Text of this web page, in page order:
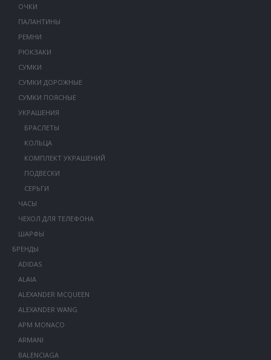
ОЧКИ
ПАЛАНТИНЫ
РЕМНИ
РЮКЗАКИ
СУМКИ
СУМКИ ДОРОЖНЫЕ
СУМКИ ПОЯСНЫЕ
УКРАШЕНИЯ
БРАСЛЕТЫ
КОЛЬЦА
КОМПЛЕКТ УКРАШЕНИЙ
ПОДВЕСКИ
СЕРЬГИ
ЧАСЫ
ЧЕХОЛ ДЛЯ ТЕЛЕФОНА
ШАРФЫ
БРЕНДЫ
ADIDAS
ALAIA
ALEXANDER MCQUEEN
ALEXANDER WANG
APM MONACO
ARMANI
BALENCIAGA